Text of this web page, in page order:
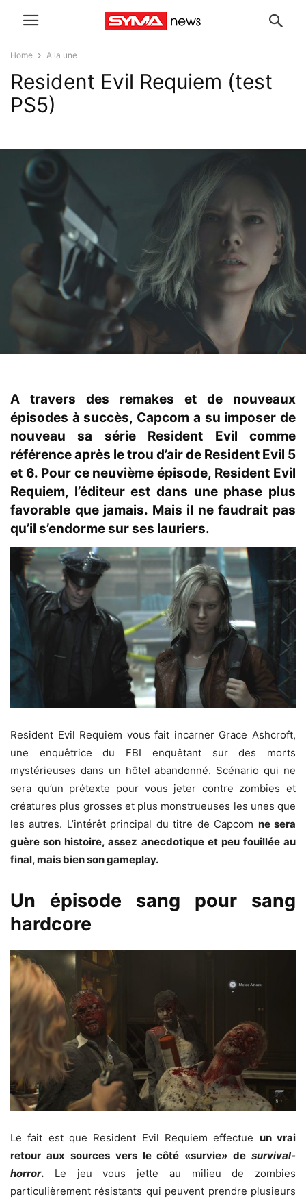
Home A la une
Resident Evil Requiem (test
PS5)
A travers des remakes et de nouveaux
épisodes à succès, Capcom a su imposer de
nouveau sa série Resident Evil comme
référence après le trou d’air de Resident Evil 5
et 6. Pour ce neuvième épisode, Resident Evil
Requiem, l’éditeur est dans une phase plus
favorable que jamais. Mais il ne faudrait pas
qu’il s’endorme sur ses lauriers.
Resident Evil Requiem vous fait incarner Grace Ashcroft,
une enquêtrice du FBI enquêtant sur des morts
mystérieuses dans un hôtel abandonné. Scénario qui ne
sera qu’un prétexte pour vous jeter contre zombies et
créatures plus grosses et plus monstrueuses les unes que
les autres. L’intérêt principal du titre de Capcom ne sera
guère son histoire, assez anecdotique et peu fouillée au
final, mais bien son gameplay.
Un épisode sang pour sang
hardcore
Le fait est que Resident Evil Requiem effectue un vrai
retour aux sources vers le côté «survie» de survival-
horror. Le jeu vous jette au milieu de zombies
particulièrement résistants qui peuvent prendre plusieurs